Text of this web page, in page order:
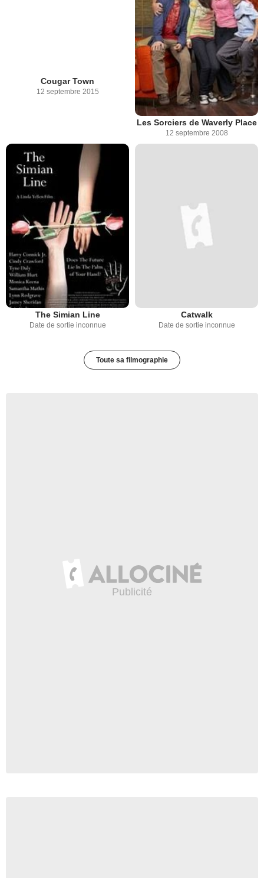
Cougar Town
12 septembre 2015
Les Sorciers de Waverly Place
12 septembre 2008
The Simian Line
Date de sortie inconnue
Catwalk
Date de sortie inconnue
Toute sa filmographie